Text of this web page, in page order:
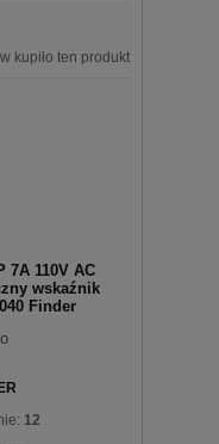
kupiło ten produkt
7A 110V AC
wskaźnik
Finder
12